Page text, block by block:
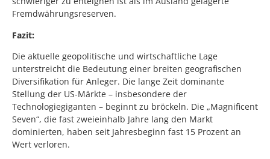
Fremdwährungsreserven.
Fazit:
Die aktuelle geopolitische und wirtschaftliche Lage
unterstreicht die Bedeutung einer breiten geografischen
Diversifikation für Anleger. Die lange Zeit dominante
Stellung der US-Märkte – insbesondere der
Technologiegiganten – beginnt zu bröckeln. Die „Magnificent
Seven“, die fast zweieinhalb Jahre lang den Markt
dominierten, haben seit Jahresbeginn fast 15 Prozent an
Wert verloren.